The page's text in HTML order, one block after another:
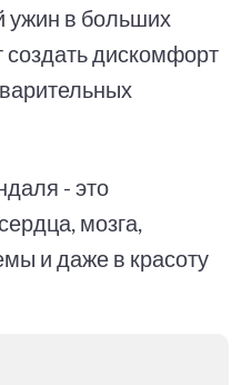
ужин в больших
создать дискомфорт
- это
мозга,
и даже в красоту